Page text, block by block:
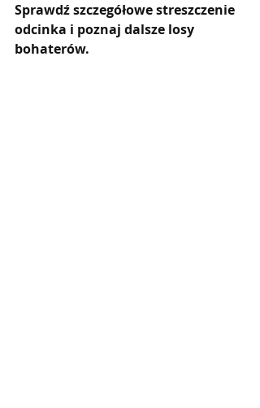
Sprawdź szczegółowe streszczenie
odcinka i poznaj dalsze losy
bohaterów.